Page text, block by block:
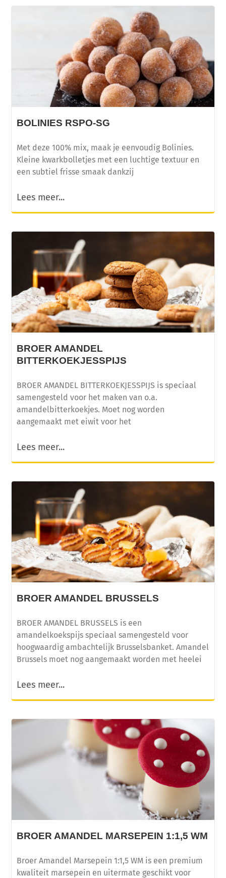
BOLINIES RSPO-SG
Met deze 100% mix, maak je eenvoudig Bolinies.
Kleine kwarkbolletjes met een luchtige textuur en
een subtiel frisse smaak dankzij
Lees meer...
BROER AMANDEL
BITTERKOEKJESSPIJS
BROER AMANDEL BITTERKOEKJESSPIJS is speciaal
samengesteld voor het maken van o.a.
amandelbitterkoekjes. Moet nog worden
aangemaakt met eiwit voor het
Lees meer...
BROER AMANDEL BRUSSELS
BROER AMANDEL BRUSSELS is een
amandelkoekspijs speciaal samengesteld voor
hoogwaardig ambachtelijk Brusselsbanket. Amandel
Brussels moet nog aangemaakt worden met heelei
Lees meer...
BROER AMANDEL MARSEPEIN 1:1,5 WM
Broer Amandel Marsepein 1:1,5 WM is een premium
kwaliteit marsepein en uitermate geschikt voor